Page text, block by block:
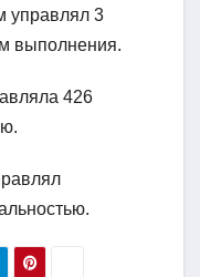
управлял 3
выполнения.
426